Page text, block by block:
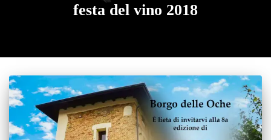
festa del vino 2018